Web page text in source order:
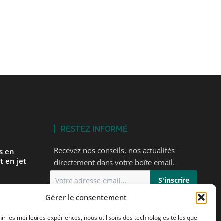
Gérer le consentement
les meilleures expériences, nous utilisons des technologies telles que
en
en jet
RESTEZ INFORMÉ
Recevez nos conseils, nos actualités
directement dans votre boîte email.
J'acceptela politique de confidentialité